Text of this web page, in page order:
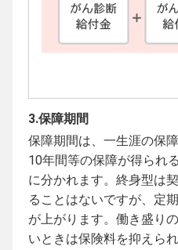
3.保障期間
保障期間は、一生涯の保
10年間等の保障が得られ
に分かれます。終身型は
ることはないですが、定
が上がります。働き盛り
いときは保険料を抑えら